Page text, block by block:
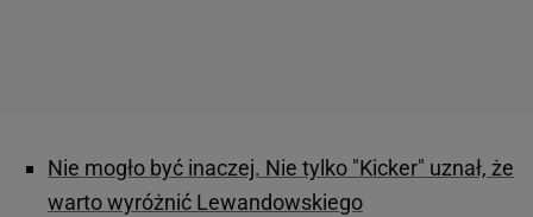
Nie mogło być inaczej. Nie tylko "Kicker" uznał, że
warto wyróżnić Lewandowskiego